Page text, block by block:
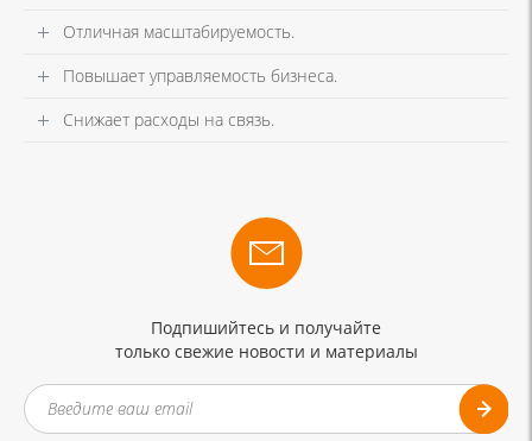
Отличная масштабируемость.
Повышает управляемость бизнеса.
Снижает расходы на связь.
Подпишийтесь и получайте
только свежие новости и материалы